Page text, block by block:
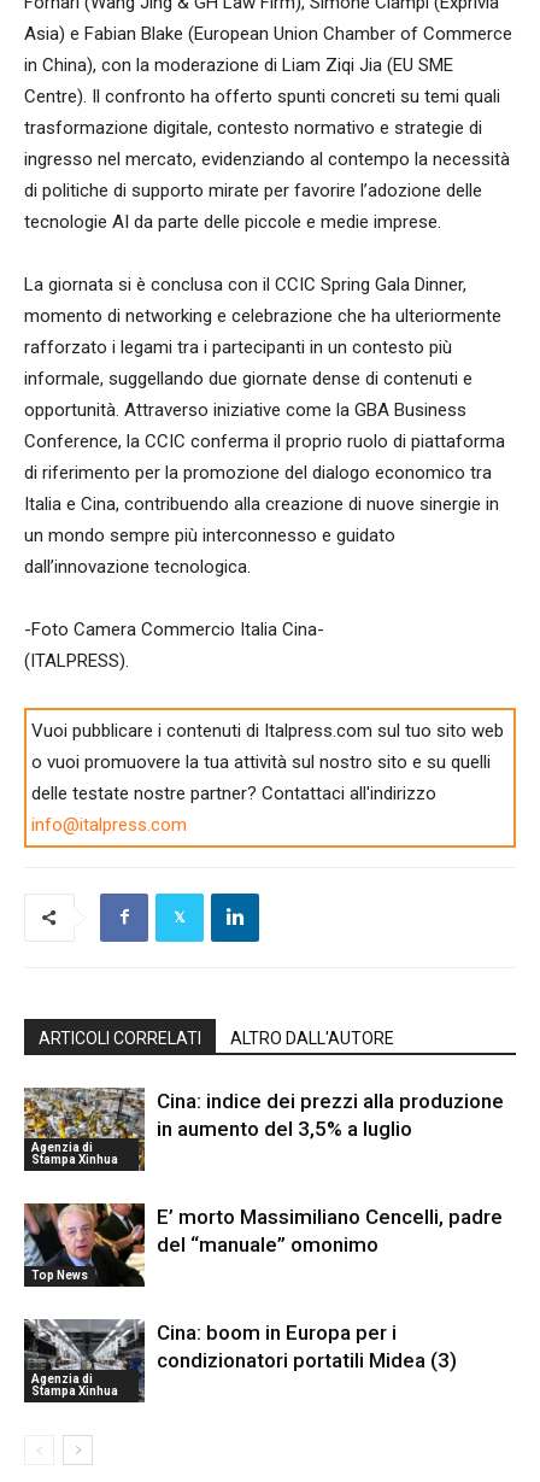
Asia) e Fabian Blake (European Union Chamber of Commerce
in China), con la moderazione di Liam Ziqi Jia (EU SME
Centre). Il confronto ha offerto spunti concreti su temi quali
trasformazione digitale, contesto normativo e strategie di
ingresso nel mercato, evidenziando al contempo la necessità
di politiche di supporto mirate per favorire l’adozione delle
tecnologie AI da parte delle piccole e medie imprese.
La giornata si è conclusa con il CCIC Spring Gala Dinner,
momento di networking e celebrazione che ha ulteriormente
rafforzato i legami tra i partecipanti in un contesto più
informale, suggellando due giornate dense di contenuti e
opportunità. Attraverso iniziative come la GBA Business
Conference, la CCIC conferma il proprio ruolo di piattaforma
di riferimento per la promozione del dialogo economico tra
Italia e Cina, contribuendo alla creazione di nuove sinergie in
un mondo sempre più interconnesso e guidato
dall’innovazione tecnologica.
-Foto Camera Commercio Italia Cina-
(ITALPRESS).
Vuoi pubblicare i contenuti di Italpress.com sul tuo sito web
o vuoi promuovere la tua attività sul nostro sito e su quelli
delle testate nostre partner? Contattaci all'indirizzo
info@italpress.com
ARTICOLI CORRELATI ALTRO DALL'AUTORE
Agenzia di
Stampa Xinhua
Cina: indice dei prezzi alla produzione
in aumento del 3,5% a luglio
Top News
E’ morto Massimiliano Cencelli, padre
del “manuale” omonimo
Agenzia di
Stampa Xinhua
Cina: boom in Europa per i
condizionatori portatili Midea (3)